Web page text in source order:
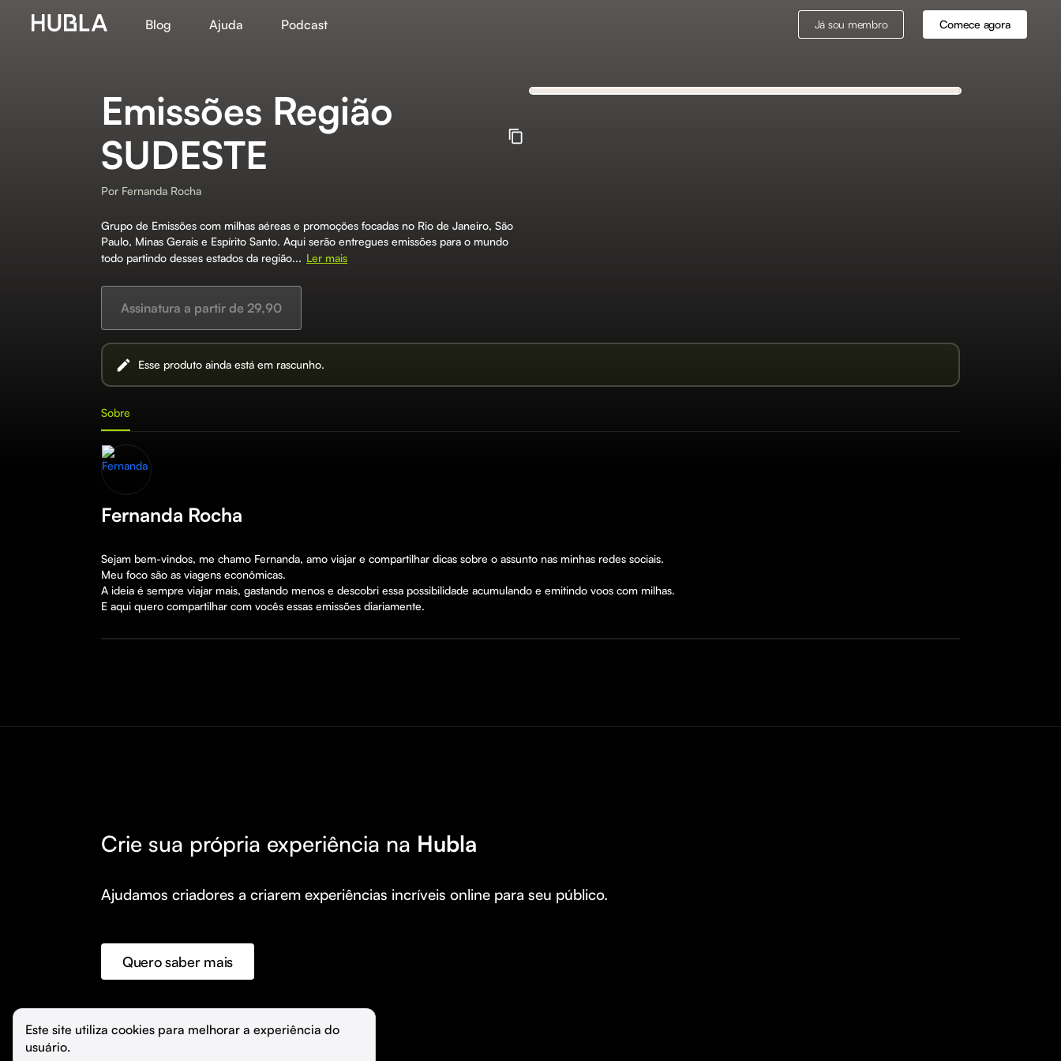
Blog Ajuda Podcast Já sou membro Comece agora
Emissões Região
SUDESTE
Por Fernanda Rocha
Grupo de Emissões com milhas aéreas e promoções focadas no Rio de Janeiro, São
Paulo, Minas Gerais e Espírito Santo. Aqui serão entregues emissões para o mundo
todo partindo desses estados da região... Ler mais
Assinatura a partir de 29,90
Esse produto ainda está em rascunho.
Sobre
Fernanda Rocha
Sejam bem-vindos, me chamo Fernanda, amo viajar e compartilhar dicas sobre o assunto nas minhas redes sociais.
Meu foco são as viagens econômicas.
A ideia é sempre viajar mais, gastando menos e descobri essa possibilidade acumulando e emitindo voos com milhas.
E aqui quero compartilhar com vocês essas emissões diariamente.
Crie sua própria experiência na Hubla
Ajudamos criadores a criarem experiências incríveis online para seu público.
Quero saber mais
©️ Hubla Tecnologia Ltda • 2026
Este site utiliza cookies para melhorar a experiência do
usuário.